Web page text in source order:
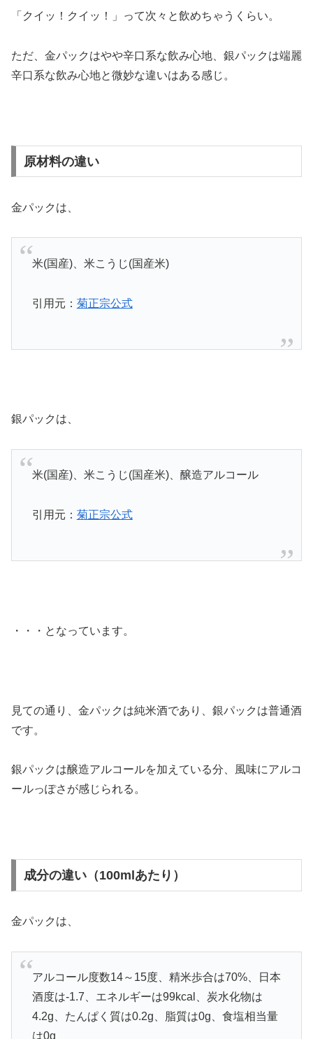
「クイッ！クイッ！」って次々と飲めちゃうくらい。
ただ、金パックはやや辛口系な飲み心地、銀パックは端麗
辛口系な飲み心地と微妙な違いはある感じ。
原材料の違い
金パックは、
米(国産)、米こうじ(国産米)
引用元： 菊正宗公式
銀パックは、
米(国産)、米こうじ(国産米)、醸造アルコール
引用元： 菊正宗公式
・・・となっています。
見ての通り、金パックは純米酒であり、銀パックは普通酒
です。
銀パックは醸造アルコールを加えている分、風味にアルコ
ールっぽさが感じられる。
成分の違い（100mlあたり）
金パックは、
アルコール度数14～15度、精米歩合は70%、日本
酒度は-1.7、エネルギーは99kcal、炭水化物は
4.2g、たんぱく質は0.2g、脂質は0g、食塩相当量
は0g